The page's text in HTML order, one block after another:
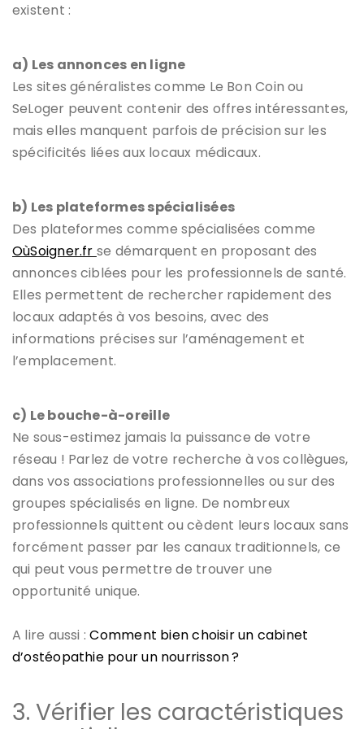
existent :
a) Les annonces en ligne
Les sites généralistes comme Le Bon Coin ou
SeLoger peuvent contenir des offres intéressantes,
mais elles manquent parfois de précision sur les
spécificités liées aux locaux médicaux.
b) Les plateformes spécialisées
Des plateformes comme spécialisées comme
OùSoigner.fr se démarquent en proposant des
annonces ciblées pour les professionnels de santé.
Elles permettent de rechercher rapidement des
locaux adaptés à vos besoins, avec des
informations précises sur l’aménagement et
l’emplacement.
c) Le bouche-à-oreille
Ne sous-estimez jamais la puissance de votre
réseau ! Parlez de votre recherche à vos collègues,
dans vos associations professionnelles ou sur des
groupes spécialisés en ligne. De nombreux
professionnels quittent ou cèdent leurs locaux sans
forcément passer par les canaux traditionnels, ce
qui peut vous permettre de trouver une
opportunité unique.
A lire aussi :Comment bien choisir un cabinet
d’ostéopathie pour un nourrisson ?
3. Vérifier les caractéristiques